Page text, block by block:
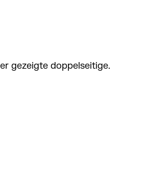
gezeigte doppelseitige.